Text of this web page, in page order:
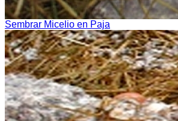
Sembrar Micelio en Paja